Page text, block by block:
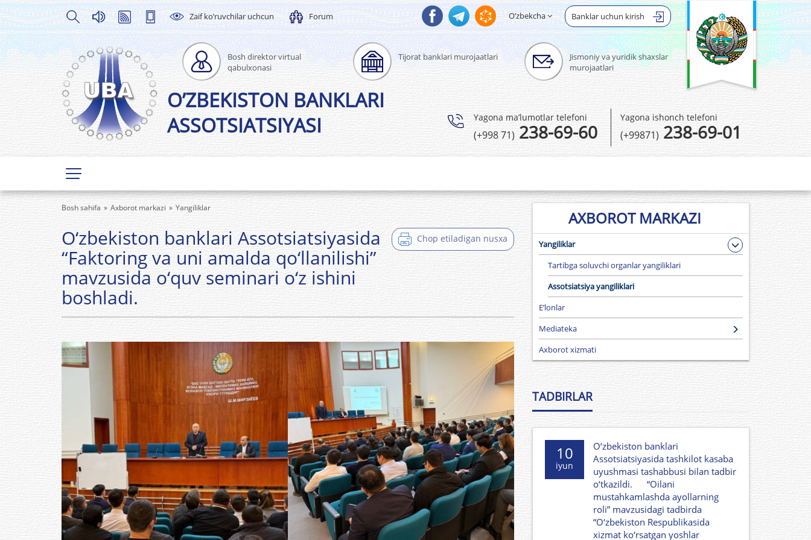
Zaif ko’ruvchilar uchcun Forum Banklar uchun kirish
O’zbekcha
Bosh direktor virtual
qabulxonasi
Tijorat banklari murojaatlari
Jismoniy va yuridik shaxslar
murojaatlari
O’ZBEKISTON BANKLARI
ASSOTSIATSIYASI
Yagona ma’lumotlar telefoni
(+998 71)238-69-60
Yagona ishonch telefoni
(+99871) 238-69-01
Bosh sahifa Axborot markazi Yangiliklar
Chop etiladigan nusxa
O‘zbekiston banklari Assotsiatsiyasida
“Faktoring va uni amalda qo‘llanilishi”
mavzusida o‘quv seminari o‘z ishini
boshladi.
AXBOROT MARKAZI
Yangiliklar
Tartibga soluvchi organlar yangiliklari
Assotsiatsiya yangiliklari
E’lonlar
Mediateka
Axborot xizmati
TADBIRLAR
10
iyun
O‘zbekiston banklari
Assotsiatsiyasida tashkilot kasaba
uyushmasi tashabbusi bilan tadbir
o‘tkazildi. “Oilani
mustahkamlashda ayollarning
roli” mavzusidagi tadbirda
“O‘zbekiston Respublikasida
xizmat ko‘rsatgan yoshlar